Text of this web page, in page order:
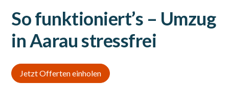
So funktioniert’s – Umzug
in Aarau stressfrei
Jetzt Offerten einholen